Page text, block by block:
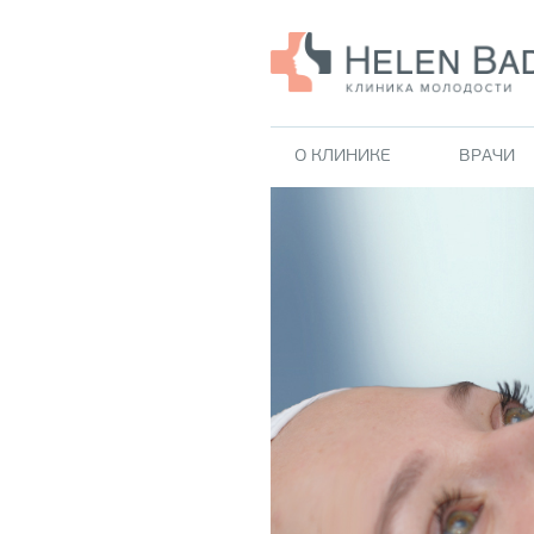
О КЛИНИКЕ ВРАЧИ
Ультразвуковой лифтинг
Термоактивный лифтинг
(Thermage)
Контурная пластика
в интимном омоложении
Diva - интимное лазерное
омоложение
Emsella - HIFEM
мышц тазового дна